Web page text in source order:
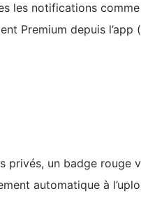
les notifications
Premium depuis l’app
privés, un badge rouge
automatique à